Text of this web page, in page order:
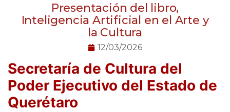
Presentación del libro,
Inteligencia Artificial en el Arte y
la Cultura
12/03/2026
Secretaría de Cultura del
Poder Ejecutivo del Estado de
Querétaro